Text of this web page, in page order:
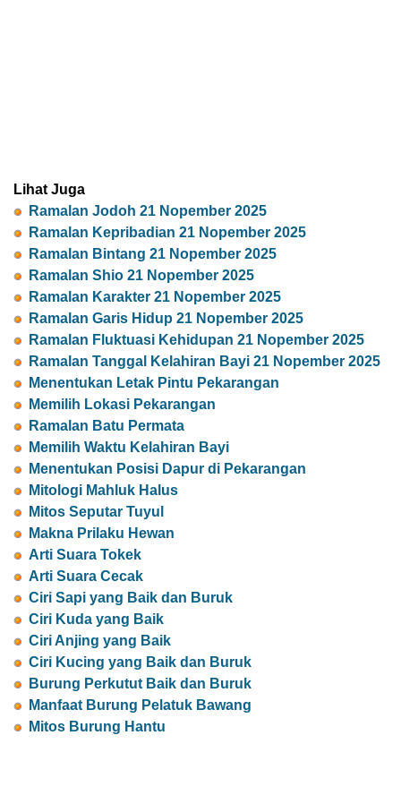
Lihat Juga
Ramalan Jodoh 21 Nopember 2025
Ramalan Kepribadian 21 Nopember 2025
Ramalan Bintang 21 Nopember 2025
Ramalan Shio 21 Nopember 2025
Ramalan Karakter 21 Nopember 2025
Ramalan Garis Hidup 21 Nopember 2025
Ramalan Fluktuasi Kehidupan 21 Nopember 2025
Ramalan Tanggal Kelahiran Bayi 21 Nopember 2025
Menentukan Letak Pintu Pekarangan
Memilih Lokasi Pekarangan
Ramalan Batu Permata
Memilih Waktu Kelahiran Bayi
Menentukan Posisi Dapur di Pekarangan
Mitologi Mahluk Halus
Mitos Seputar Tuyul
Makna Prilaku Hewan
Arti Suara Tokek
Arti Suara Cecak
Ciri Sapi yang Baik dan Buruk
Ciri Kuda yang Baik
Ciri Anjing yang Baik
Ciri Kucing yang Baik dan Buruk
Burung Perkutut Baik dan Buruk
Manfaat Burung Pelatuk Bawang
Mitos Burung Hantu